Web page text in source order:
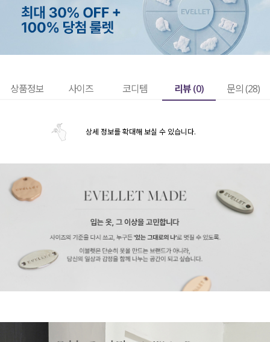
상품정보 사이즈 코디템 리뷰 (0) 문의 (28)
상세 정보를 확대해 보실 수 있습니다.